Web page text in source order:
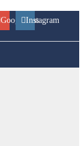
GoogleplusInstagram